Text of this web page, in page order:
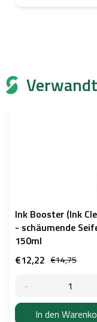
Ink Booster (Ink
- schäumende
150ml
€14,75
€12,22
In den